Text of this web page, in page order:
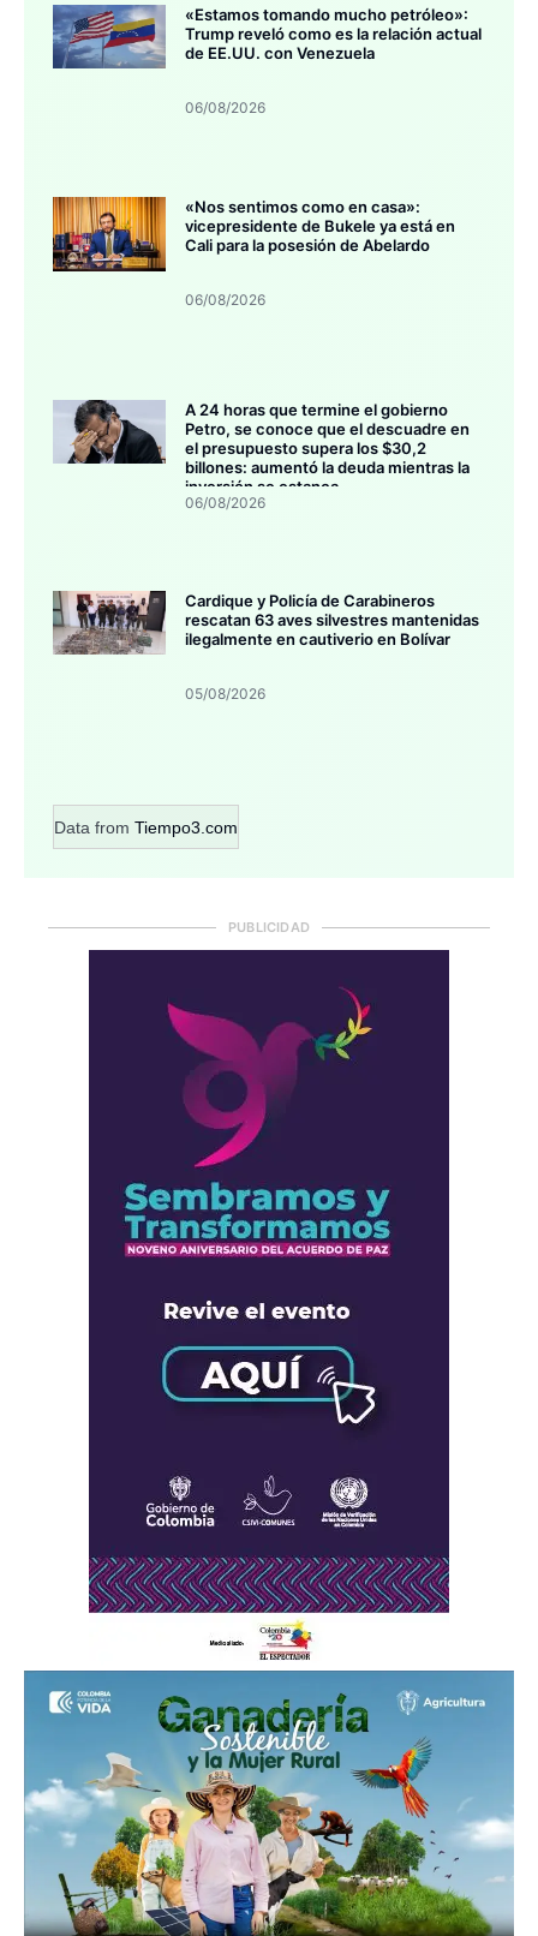
«Estamos tomando mucho petróleo»:
Trump reveló como es la relación actual
de EE.UU. con Venezuela
06/08/2026
«Nos sentimos como en casa»:
vicepresidente de Bukele ya está en
Cali para la posesión de Abelardo
06/08/2026
A 24 horas que termine el gobierno
Petro, se conoce que el descuadre en
el presupuesto supera los $30,2
billones: aumentó la deuda mientras la
inversión se estanca
06/08/2026
Cardique y Policía de Carabineros
rescatan 63 aves silvestres mantenidas
ilegalmente en cautiverio en Bolívar
05/08/2026
Data from Tiempo3.com
PUBLICIDAD